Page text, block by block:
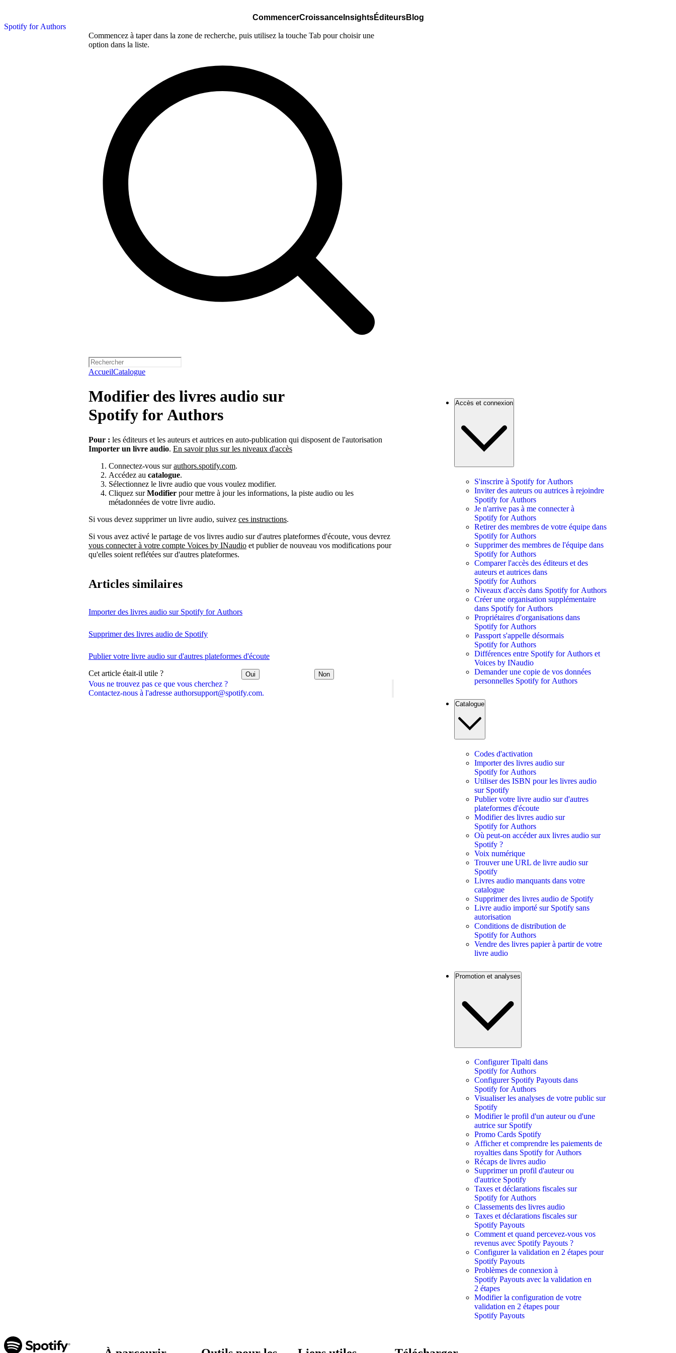
Spotify for Authors
CommencerCroissanceInsightsÉditeursBlog
Commencez à taper dans la zone de recherche, puis utilisez la touche Tab pour choisir une
option dans la liste.
AccueilCatalogue
Vous ne trouvez pas ce que vous cherchez ?
Contactez-nous à l'adresse authorsupport@spotify.com.
Modifier des livres audio sur
Spotify for Authors
Pour : les éditeurs et les auteurs et autrices en auto-publication qui disposent de l'autorisation
Importer un livre audio. En savoir plus sur les niveaux d'accès
Connectez-vous surauthors.spotify.com.
Accédez au catalogue.
Sélectionnez le livre audio que vous voulez modifier.
Cliquez surModifier pour mettre à jour les informations, la piste audio ou les
métadonnées de votre livre audio.
Si vous devez supprimer un livre audio, suivez ces instructions.
Si vous avez activé le partage de vos livres audio sur d'autres plateformes d'écoute, vous devrez
vous connecter à votre compte Voices by INaudio et publier de nouveau vos modifications pour
qu'elles soient reflétées sur d'autres plateformes.
Articles similaires
Importer des livres audio sur Spotify for Authors
Supprimer des livres audio de Spotify
Publier votre livre audio sur d'autres plateformes d'écoute
Cet article était-il utile ? Oui Non
Accès et connexion
S'inscrire à Spotify for Authors
Inviter des auteurs ou autrices à rejoindre
Spotify for Authors
Je n'arrive pas à me connecter à
Spotify for Authors
Retirer des membres de votre équipe dans
Spotify for Authors
Supprimer des membres de l'équipe dans
Spotify for Authors
Comparer l'accès des éditeurs et des
auteurs et autrices dans
Spotify for Authors
Niveaux d'accès dans Spotify for Authors
Créer une organisation supplémentaire
dans Spotify for Authors
Propriétaires d'organisations dans
Spotify for Authors
Passport s'appelle désormais
Spotify for Authors
Différences entre Spotify for Authors et
Voices by INaudio
Demander une copie de vos données
personnelles Spotify for Authors
Catalogue
Codes d'activation
Importer des livres audio sur
Spotify for Authors
Utiliser des ISBN pour les livres audio
sur Spotify
Publier votre livre audio sur d'autres
plateformes d'écoute
Modifier des livres audio sur
Spotify for Authors
Où peut-on accéder aux livres audio sur
Spotify ?
Voix numérique
Trouver une URL de livre audio sur
Spotify
Livres audio manquants dans votre
catalogue
Supprimer des livres audio de Spotify
Livre audio importé sur Spotify sans
autorisation
Conditions de distribution de
Spotify for Authors
Vendre des livres papier à partir de votre
livre audio
Promotion et analyses
Configurer Tipalti dans
Spotify for Authors
Configurer Spotify Payouts dans
Spotify for Authors
Visualiser les analyses de votre public sur
Spotify
Modifier le profil d'un auteur ou d'une
autrice sur Spotify
Promo Cards Spotify
Afficher et comprendre les paiements de
royalties dans Spotify for Authors
Récaps de livres audio
Supprimer un profil d'auteur ou
d'autrice Spotify
Taxes et déclarations fiscales sur
Spotify for Authors
Classements des livres audio
Taxes et déclarations fiscales sur
Spotify Payouts
Comment et quand percevez-vous vos
revenus avec Spotify Payouts ?
Configurer la validation en 2 étapes pour
Spotify Payouts
Problèmes de connexion à
Spotify Payouts avec la validation en
2 étapes
Modifier la configuration de votre
validation en 2 étapes pour
Spotify Payouts